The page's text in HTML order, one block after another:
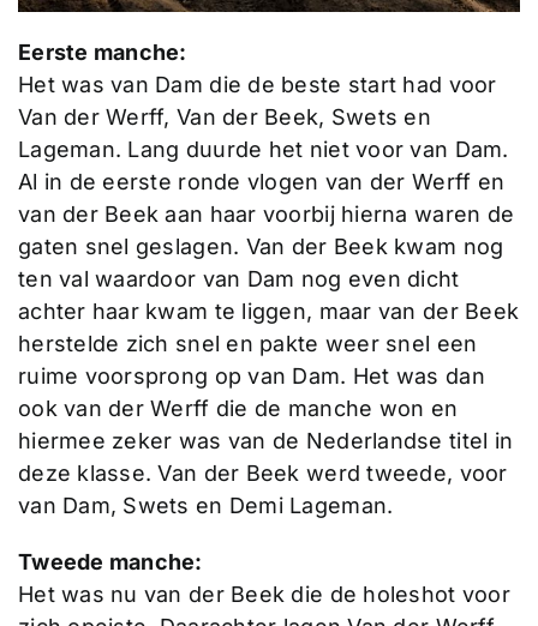
Eerste manche:
Het was van Dam die de beste start had voor
Van der Werff, Van der Beek, Swets en
Lageman. Lang duurde het niet voor van Dam.
Al in de eerste ronde vlogen van der Werff en
van der Beek aan haar voorbij hierna waren de
gaten snel geslagen. Van der Beek kwam nog
ten val waardoor van Dam nog even dicht
achter haar kwam te liggen, maar van der Beek
herstelde zich snel en pakte weer snel een
ruime voorsprong op van Dam. Het was dan
ook van der Werff die de manche won en
hiermee zeker was van de Nederlandse titel in
deze klasse. Van der Beek werd tweede, voor
van Dam, Swets en Demi Lageman.
Tweede manche:
Het was nu van der Beek die de holeshot voor